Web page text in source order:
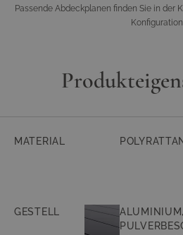
Passende Abdeckplanen finden Sie in der
MATERIAL
GESTELL
ALUMINIUM,